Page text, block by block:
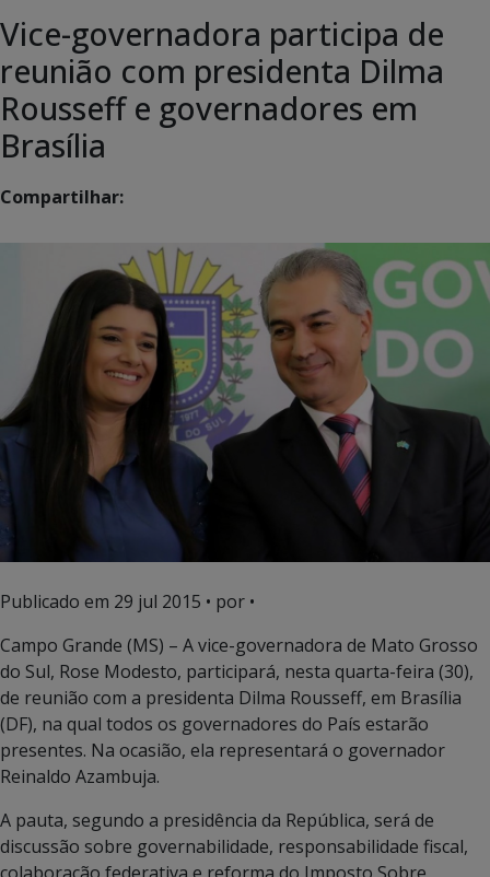
Vice-governadora participa de
reunião com presidenta Dilma
Rousseff e governadores em
Brasília
Compartilhar:
Publicado em 29 jul 2015 • por •
Campo Grande (MS) – A vice-governadora de Mato Grosso
do Sul, Rose Modesto, participará, nesta quarta-feira (30),
de reunião com a presidenta Dilma Rousseff, em Brasília
(DF), na qual todos os governadores do País estarão
presentes. Na ocasião, ela representará o governador
Reinaldo Azambuja.
A pauta, segundo a presidência da República, será de
discussão sobre governabilidade, responsabilidade fiscal,